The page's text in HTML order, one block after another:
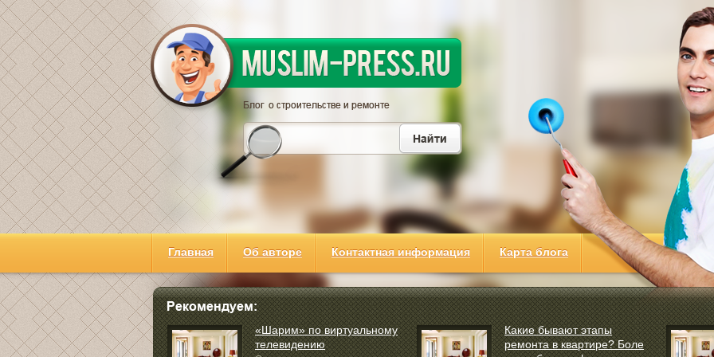
Главная Об авторе Контактная информация Карта блога
«Шарим» по виртуальному
телевидению
Какие бывают этапы
ремонта в квартире? Боле